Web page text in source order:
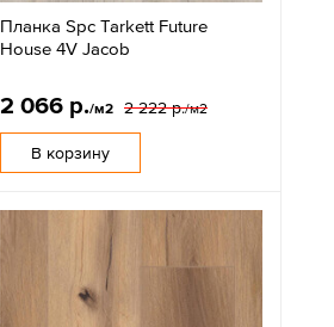
Планка Spc Tarkett Future
House 4V Jacob
2 066 р./м2 2 222 р./м2
В корзину